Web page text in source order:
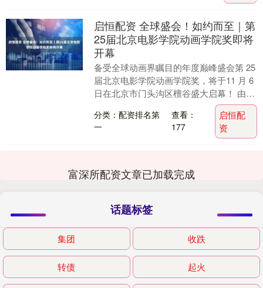
启恒配资 全球盛会！如约而至｜第
25届北京电影学院动画学院奖即将
开幕
备受全球动画界瞩目的年度巅峰盛会第 25
届北京电影学院动画学院奖，将于11 月 6
日在北京市门头沟区檀谷盛大启幕！ 由中
国动画学会、中国美术家协会动漫艺术
委....
分类：配资排名第
一
查看：
177
启恒配
资
富深所配资文章已加载完成
话题标签
集团 收跌
转债 起火